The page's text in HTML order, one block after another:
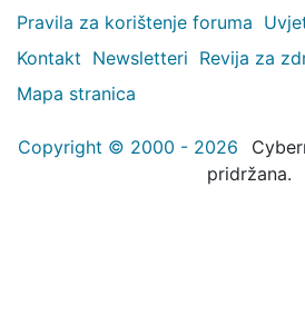
Pravila za korištenje foruma
Kontakt Newsletteri Revija za
Mapa stranica
Copyright © 2000 - 2026
pridržana.